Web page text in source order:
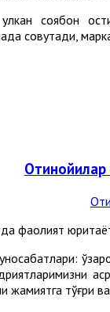
соябон
совутади,
Отинойилар
жамиятга тўғри